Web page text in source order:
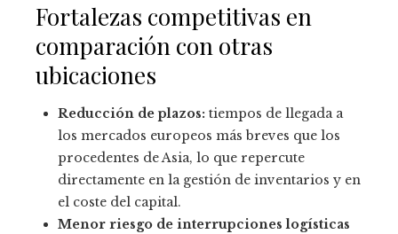
Fortalezas competitivas en
comparación con otras
ubicaciones
Reducción de plazos: tiempos de llegada a
los mercados europeos más breves que los
procedentes de Asia, lo que repercute
directamente en la gestión de inventarios y en
el coste del capital.
Menor riesgo de interrupciones logísticas